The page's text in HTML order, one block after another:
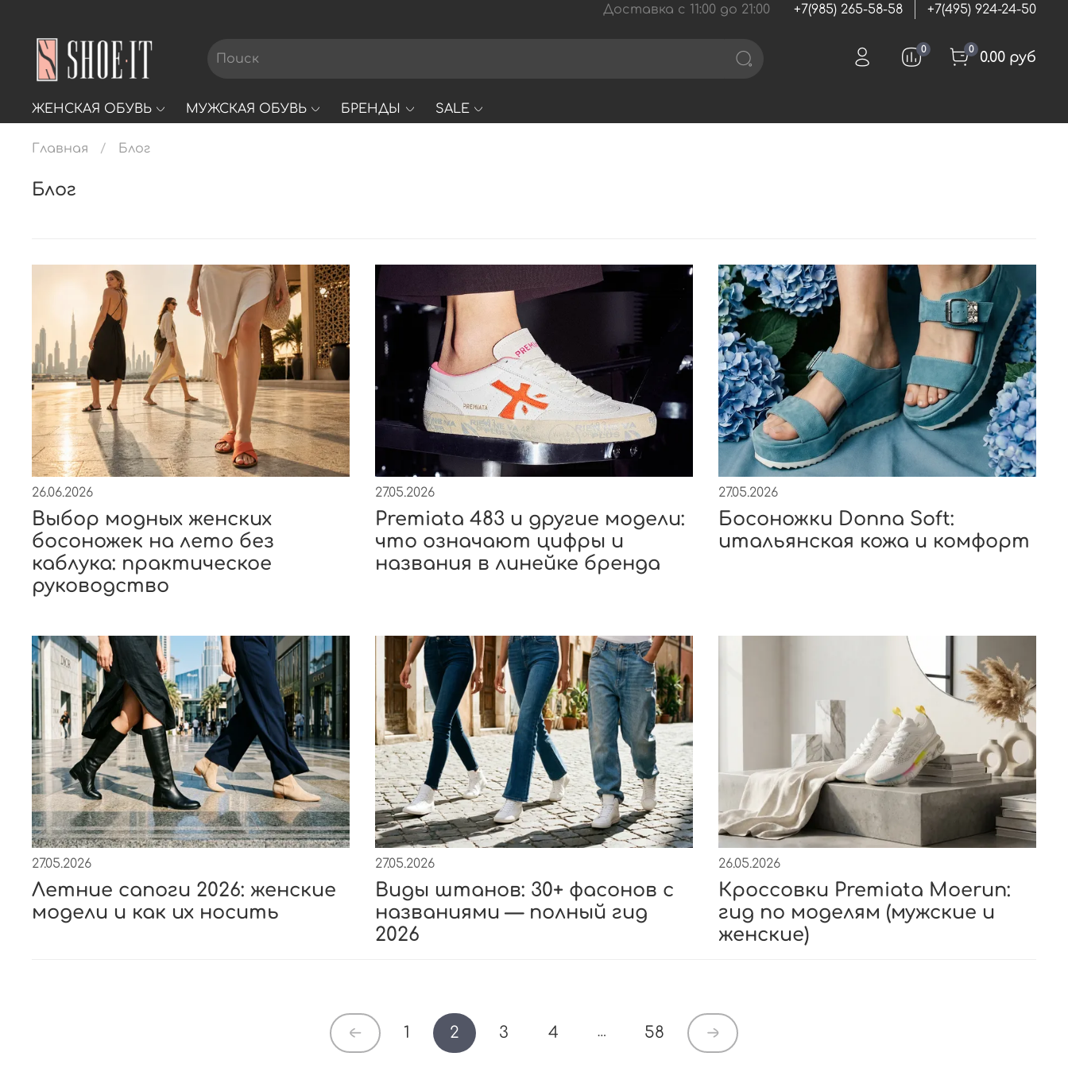
Доставка с 11:00 до 21:00 +7(985) 265-58-58 +7(495) 924-24-50
0 0 0.00 руб
ЖЕНСКАЯ ОБУВЬ МУЖСКАЯ ОБУВЬ БРЕНДЫ SALE
Главная Блог
Блог
26.06.2026
Выбор модных женских
босоножек на лето без
каблука: практическое
руководство
27.05.2026
Premiata 483 и другие модели:
что означают цифры и
названия в линейке бренда
27.05.2026
Босоножки Donna Soft:
итальянская кожа и комфорт
27.05.2026
Летние сапоги 2026: женские
модели и как их носить
27.05.2026
Виды штанов: 30+ фасонов с
названиями — полный гид
2026
26.05.2026
Кроссовки Premiata Moerun:
гид по моделям (мужские и
женские)
1 2 3 4 … 58